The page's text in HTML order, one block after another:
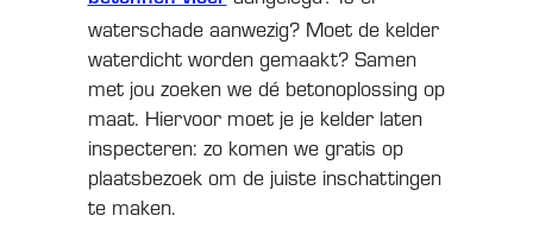
waterschade aanwezig? Moet de kelder
waterdicht worden gemaakt? Samen
met jou zoeken we dé betonoplossing op
maat. Hiervoor moet je je kelder laten
inspecteren: zo komen we gratis op
plaatsbezoek om de juiste inschattingen
te maken.